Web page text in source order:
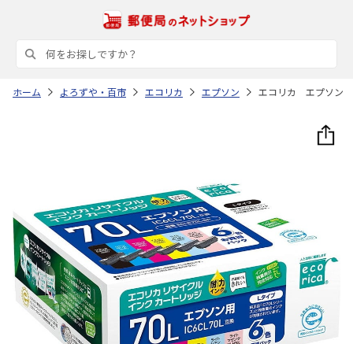
ホーム よろずや・百市 エコリカ エプソン エコリカ エプソン